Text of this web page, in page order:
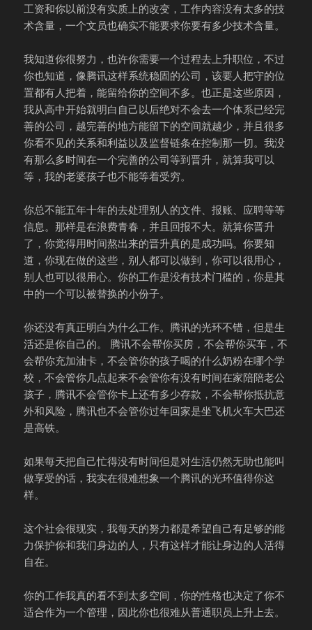
工资和你以前没有实质上的改变，工作内容没有太多的技
术含量，一个文员也确实不能要求你要有多少技术含量。
我知道你很努力，也许你需要一个过程去上升职位，不过
你也知道，像腾讯这样系统稳固的公司，该要人把守的位
置都有人把着，能留给你的空间不多。也正是这些原因，
我从高中开始就明白自己以后绝对不会去一个体系已经完
善的公司，越完善的地方能留下的空间就越少，并且很多
你看不见的关系和利益以及监督链条在控制那一切。我没
有那么多时间在一个完善的公司等到晋升，就算我可以
等，我的老婆孩子也不能等着受穷。
你总不能五年十年的去处理别人的文件、报账、应聘等等
信息。那样是在浪费青春，并且回报不大。就算你晋升
了，你觉得用时间熬出来的晋升真的是成功吗。你要知
道，你现在做的这些，别人都可以做到，你可以很用心，
别人也可以很用心。你的工作是没有技术门槛的，你是其
中的一个可以被替换的小份子。
你还没有真正明白为什么工作。腾讯的光环不错，但是生
活还是你自己的。 腾讯不会帮你买房，不会帮你买车，不
会帮你充加油卡，不会管你的孩子喝的什么奶粉在哪个学
校，不会管你几点起来不会管你有没有时间在家陪陪老公
孩子，腾讯不会管你卡上还有多少存款，不会帮你抵抗意
外和风险，腾讯也不会管你过年回家是坐飞机火车大巴还
是高铁。
如果每天把自己忙得没有时间但是对生活仍然无助也能叫
做享受的话，我实在很难想象一个腾讯的光环值得你这
样。
这个社会很现实，我每天的努力都是希望自己有足够的能
力保护你和我们身边的人，只有这样才能让身边的人活得
自在。
你的工作我真的看不到太多空间，你的性格也决定了你不
适合作为一个管理，因此你也很难从普通职员上升上去。